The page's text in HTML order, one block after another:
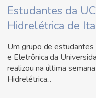
Estudantes da
Hidrelétrica de
Um grupo de estudantes
e Eletrônica da
realizou na última
Hidrelétrica...